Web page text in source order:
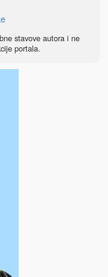
stavove autora i ne
portala.